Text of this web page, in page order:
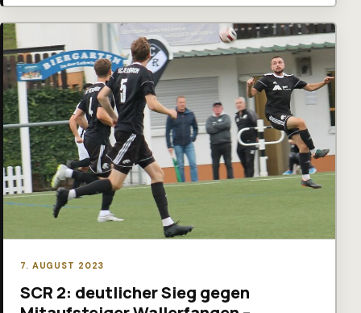
7. AUGUST 2023
SCR 2: deutlicher Sieg gegen